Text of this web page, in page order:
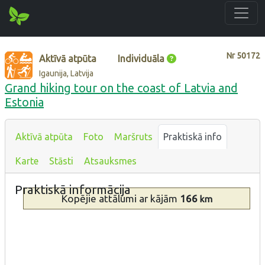
Nr50172
Aktīvā atpūta Individuāla
Igaunija, Latvija
Grand hiking tour on the coast of Latvia and
Estonia
Aktīvā atpūta Foto Maršruts Praktiskā info
Karte Stāsti Atsauksmes
Praktiskā informācija
Kopējie attālumi ar kājām 166km
Tips
Apraksts